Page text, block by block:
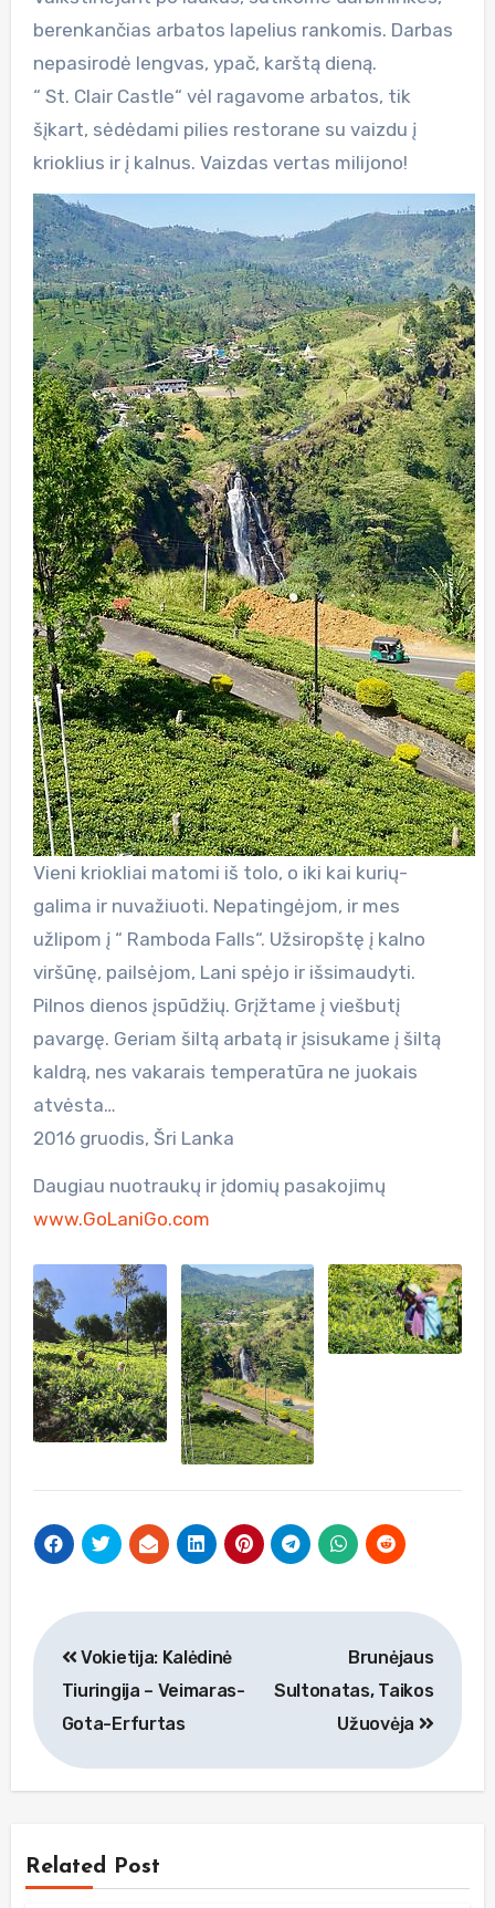
berenkančias arbatos lapelius rankomis. Darbas
nepasirodė lengvas, ypač, karštą dieną.
“ St. Clair Castle“ vėl ragavome arbatos, tik
šįkart, sėdėdami pilies restorane su vaizdu į
krioklius ir į kalnus. Vaizdas vertas milijono!
Vieni kriokliai matomi iš tolo, o iki kai kurių-
galima ir nuvažiuoti. Nepatingėjom, ir mes
užlipom į “ Ramboda Falls“. Užsiropštę į kalno
viršūnę, pailsėjom, Lani spėjo ir išsimaudyti.
Pilnos dienos įspūdžių. Grįžtame į viešbutį
pavargę. Geriam šiltą arbatą ir įsisukame į šiltą
kaldrą, nes vakarais temperatūra ne juokais
atvėsta…
2016 gruodis, Šri Lanka
Daugiau nuotraukų ir įdomių pasakojimų
www.GoLaniGo.com
Navigacija
tarp
įrašų
Vokietija: Kalėdinė
Tiuringija – Veimaras-
Gota-Erfurtas
Brunėjaus
Sultonatas, Taikos
Užuovėja
Related Post